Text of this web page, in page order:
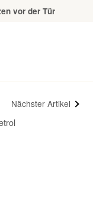
vor der Tür
Nächster Artikel